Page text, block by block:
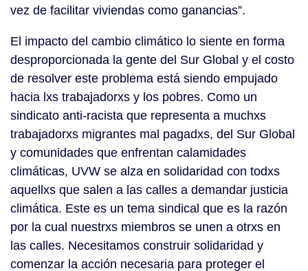
vez de facilitar viviendas como ganancias”.
El impacto del cambio climático lo siente en forma
desproporcionada la gente del Sur Global y el costo
de resolver este problema está siendo empujado
hacia lxs trabajadorxs y los pobres. Como un
sindicato anti-racista que representa a muchxs
trabajadorxs migrantes mal pagadxs, del Sur Global
y comunidades que enfrentan calamidades
climáticas, UVW se alza en solidaridad con todxs
aquellxs que salen a las calles a demandar justicia
climática. Este es un tema sindical que es la razón
por la cual nuestrxs miembros se unen a otrxs en
las calles. Necesitamos construir solidaridad y
comenzar la acción necesaria para proteger el